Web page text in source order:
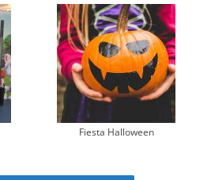
Fiesta Halloween